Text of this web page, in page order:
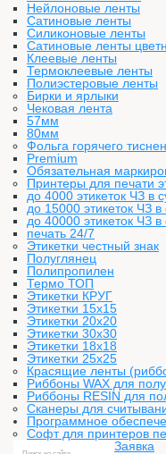
Нейлоновые ленты
Сатиновые ленты
Силиконовые ленты
Сатиновые ленты
Клеевые ленты
Термоклеевые ленты
Полиэстеровые ленты
Бирки и ярлыки
Чековая лента
57мм
80мм
Фольга горячего
Premium
Обязательная
Принтеры для печати
до 4000 этикеток ЧЗ в
до 15000 этикеток ЧЗ в
до 40000 этикеток ЧЗ в
печать 24/7
Этикетки честный знак
Полуглянец
Полипропилен
Термо ТОП
Этикетки КРУГ
Этикетки 15х15
Этикетки 20х20
Этикетки 30х30
Этикетки 18х18
Этикетки 25х25
Красящие ленты
Риббоны WAX для
Риббоны RESIN для
Сканеры для
Программное
Софт для принтеров
Заявка